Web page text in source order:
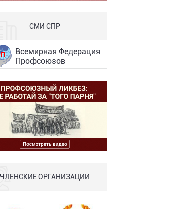
СМИ СПР
Всемирная Федерация
Профсоюзов
ЧЛЕНСКИЕ ОРГАНИЗАЦИИ